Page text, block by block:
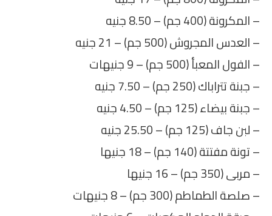
– المكرونة (400 جم) – 8.50 جنيه
– العدس المجروش (500 جم) – 21 جنيه
– الفول المعبأ (500 جم) – 9 جنيهات
– جبنة تتراباك (250 جم) – 7.50 جنيه
– جبنة بيضاء (125 جم) – 4.50 جنيه
– لبن جاف (125 جم) – 25.50 جنيه
– تونة مفتتة (140 جم) – 18 جنيها
– مربى (350 جم) – 16 جنيها
– صلصة الطماطم (300 جم) – 8 جنيهات